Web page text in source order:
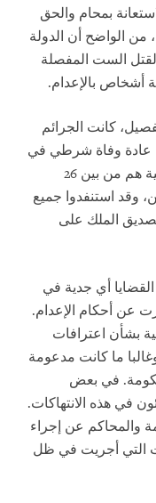
بمحام والحق
من الواضح أن الدولة
الست المفصلة
أشخاص بالإعدام.
كانت الجرائم
عادة وفاة شرطي في
احتجاجات عنيفة. هؤلاء الأشخاص الثمانية هم من بين 26
وقد استنفدوا جميع
الملك على
أي جدية في
عن أحكام الإعدام.
بشأن اعترافات
ما كانت مدعومة
في بعض
في هذه الانتهاكات.
والمحاكم عن إجراء
التي أجريت في ظل